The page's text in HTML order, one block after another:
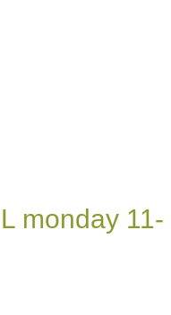
monday 11-